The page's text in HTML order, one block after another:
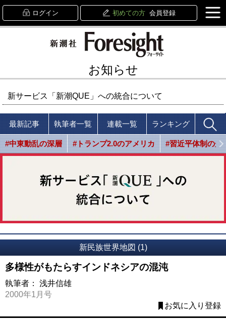
ログイン 初めての方 会員登録
お知らせ
新サービス「新潮QUE」への統合について
最新記事 執筆者一覧 連載一覧 ランキング
#中東動乱の深層 #トランプ2.0のアメリカ #習近平体制の光
新民族世界地図 (1)
多様性がもたらすインドネシアの混沌
執筆者： 浅井信雄
2000年1月号
お気に入り登録